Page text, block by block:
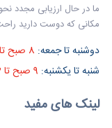
ما در حال ارزیابی مجدد
مکانی که دوست دارید
دوشنبه تا جمعه:
شنبه تا یکشنبه:
لینک های مفید